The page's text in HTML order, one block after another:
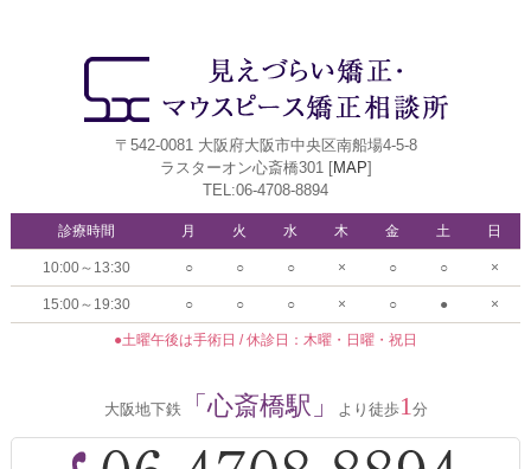
〒542-0081 大阪府大阪市中央区南船場4-5-8
ラスターオン心斎橋301 [MAP]
TEL:06-4708-8894
診療時間 月 火 水 木 金 土 日
10:00～13:30 ○ ○ ○ × ○ ○ ×
15:00～19:30 ○ ○ ○ × ○ ● ×
●土曜午後は手術日 / 休診日：木曜・日曜・祝日
大阪地下鉄 「心斎橋駅」 より徒歩1 分